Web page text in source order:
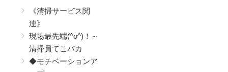
《清掃サービス関
連》
現場最先端(^o^)！～
清掃員てこパカ
◆モチベーションア